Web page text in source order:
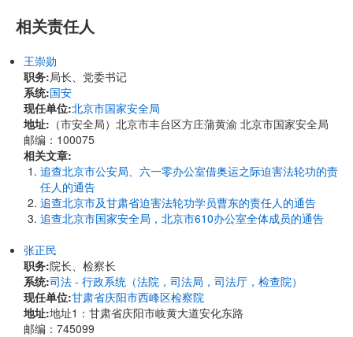
相关责任人
王崇勋
职务:局长、党委书记
系统:国安
现任单位:北京市国家安全局
地址: （市安全局）北京市丰台区方庄蒲黄渝 北京市国家安全局
邮编：100075
相关文章:
追查北京市公安局、六一零办公室借奥运之际迫害法轮功的责
任人的通告
追查北京市及甘肃省迫害法轮功学员曹东的责任人的通告
追查北京市国家安全局，北京市610办公室全体成员的通告
张正民
职务:院长、检察长
系统:司法 - 行政系统（法院，司法局，司法厅，检查院）
现任单位:甘肃省庆阳市西峰区检察院
地址:​地址1：甘肃省庆阳市岐黄大道安化东路
邮编：745099